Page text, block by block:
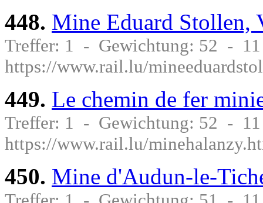
448. Mine Eduard Stollen,
Treffer: 1 - Gewichtung: 52 -
https://www.rail.lu/
449. Le chemin de fer
Treffer: 1 - Gewichtung: 52 -
https://www.rail.lu/
450. Mine d'Audun-le-